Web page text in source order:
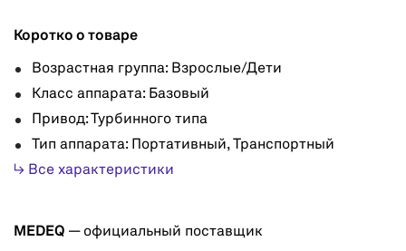
Коротко о товаре
Возрастная группа: Взрослые/Дети
Класс аппарата: Базовый
Привод: Турбинного типа
Тип аппарата: Портативный, Транспортный
↳ Все характеристики
MEDEQ — официальный поставщик